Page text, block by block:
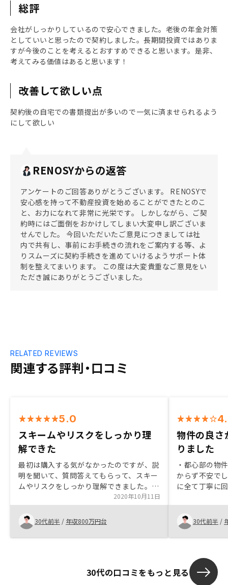
総評
会社がしっかりしているので安心できました。老後の年金対策
としていいと思ったので契約しました。長期間投資ではありま
すが今後のことを考えるとおすすめできると思います。是非、
考えてみる価値はあると思います！
改善して欲しい点
契約後の自宅での書類提出が多いので一気に済ませられるよう
にして欲しい
RENOSYからの返答
アンケートのご回答ありがとうございます。 RENOSYで
安心感を持って不動産投資を始めることができたとのこ
と、お力になれて非常に光栄です。 しかしながら、ご契
約時にはご面倒をおかけしてしまい大変申し訳ございま
せんでした。 今回いただいたご意見につきましては社
内で共有し、事前にお手続きの流れをご案内する等、よ
りスムーズに契約手続きを進めていけるようサポート体
制を整えてまいります。 この度は大変貴重なご意見をい
ただき誠にありがとうございました。
関連する評判・口コミ
RELATED REVIEWS
5.0
スキームやリスクをしっかり理
解できた
最初は購入する気がなかったのですが、説
明を聞いて、質問答えてもらって、スキー
ムやリスクをしっかり理解できました。そ
うするとあまりやらない理由がなくなり、
思い切って購入を決めました。理解に時間
のかかる、収入、必須支出、可能性のある
支出、今のリスク、将来のリスクをさらに
マップ化して見やすくするとよいと思いま
2020年10月11日
30代前半 / 年収800万円台
物件の良さ
りました
・都心部の物
からず不安で
に全て丁寧に
で投資できる
購入意思を伝
て非常に良か
の質問に対す
方や住むであ
先の駅)などの
がある物件な
30代前半 /
30代の口コミをもっと見る